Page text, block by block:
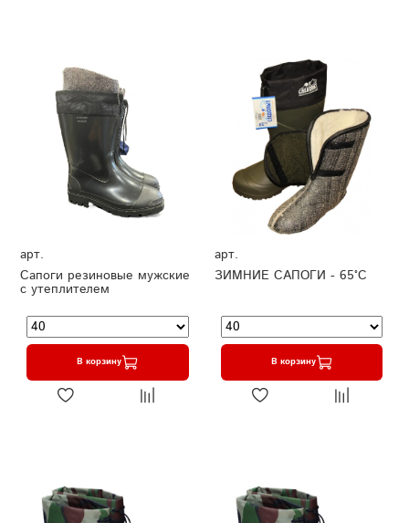
арт.
Сапоги резиновые мужские
с утеплителем
В корзину
арт.
ЗИМНИЕ САПОГИ - 65°C
В корзину